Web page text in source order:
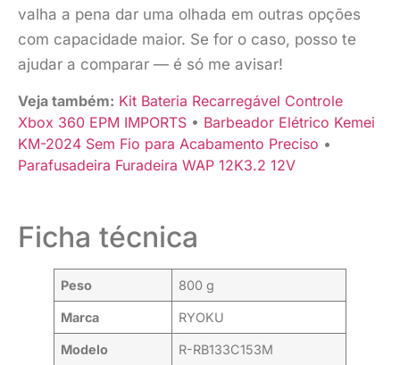
valha a pena dar uma olhada em outras opções
com capacidade maior. Se for o caso, posso te
ajudar a comparar — é só me avisar!
Veja também: Kit Bateria Recarregável Controle
Xbox 360 EPM IMPORTS • Barbeador Elétrico Kemei
KM-2024 Sem Fio para Acabamento Preciso •
Parafusadeira Furadeira WAP 12K3.2 12V
Ficha técnica
Peso 800 g
Marca RYOKU
Modelo R-RB133C153M